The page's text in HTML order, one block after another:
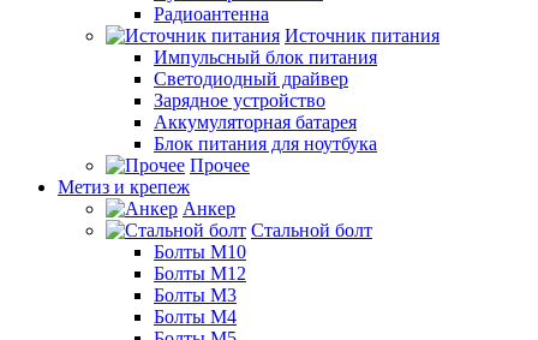
Радиоантенна
Источник питания
Импульсный блок питания
Светодиодный драйвер
Зарядное устройство
Аккумуляторная батарея
Блок питания для ноутбука
Прочее
Метиз и крепеж
Анкер
Стальной болт
Болты М10
Болты М12
Болты М3
Болты М4